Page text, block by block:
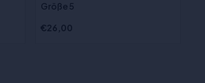
Größe 5
€26,00